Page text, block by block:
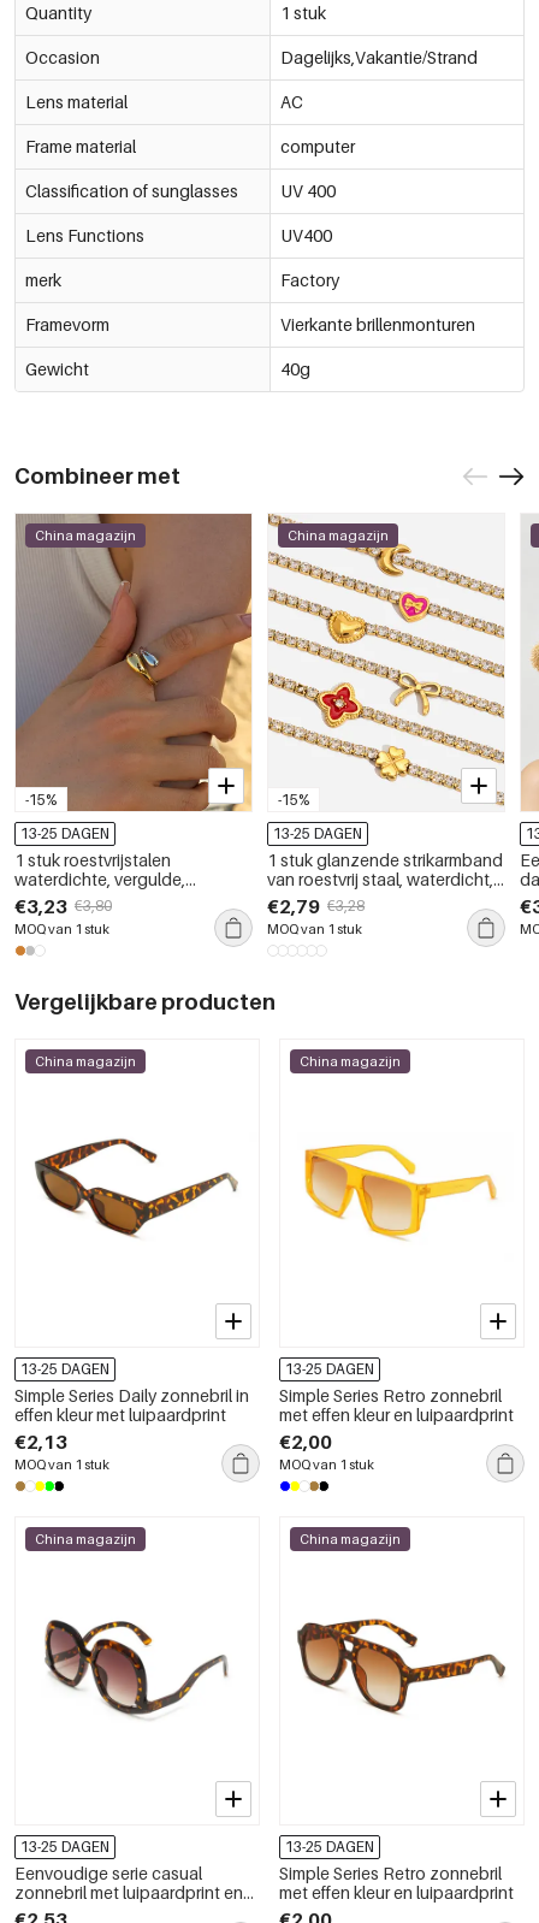
Quantity 1 stuk
Occasion Dagelijks,Vakantie/Strand
Lens material AC
Frame material computer
Classification of sunglasses UV 400
Lens Functions UV400
merk Factory
Framevorm Vierkante brillenmonturen
Gewicht 40g
Combineer met
-15%
China magazijn
13-25 DAGEN
1 stuk roestvrijstalen
waterdichte, vergulde,
eenvoudige geometrische
verstelbare damesring
€3,23 €3,80
MOQ van 1 stuk
-15%
China magazijn
13-25 DAGEN
1 stuk glanzende strikarmband
van roestvrij staal, waterdicht,
goudkleurig, voor dames
€2,79 €3,28
MOQ van 1 stuk
Vergelijkbare producten
China magazijn
13-25 DAGEN
Simple Series Daily zonnebril in
effen kleur met luipaardprint
€2,13
MOQ van 1 stuk
China magazijn
13-25 DAGEN
Simple Series Retro zonnebril
met effen kleur en luipaardprint
€2,00
MOQ van 1 stuk
China magazijn
13-25 DAGEN
Eenvoudige serie casual
zonnebril met luipaardprint en
kleurverloop.
China magazijn
13-25 DAGEN
Simple Series Retro zonnebril
met effen kleur en luipaardprint